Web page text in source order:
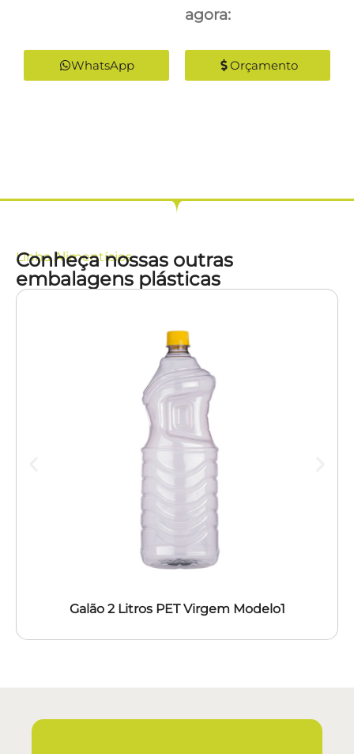
agora:
WhatsApp Orçamento
LinhaAlimentícios
Conheça nossas outras
embalagens plásticas
Galão 2 Litros PET Virgem Modelo1